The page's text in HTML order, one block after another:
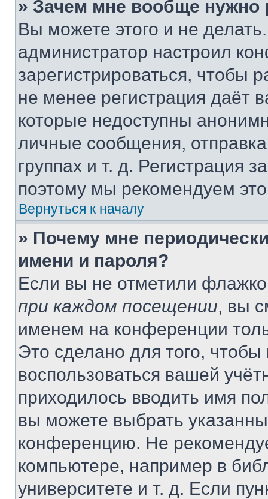
» Зачем мне вообще нужно
Вы можете этого и не
администратор настроил
зарегистрироваться, чтобы
не менее регистрация даёт
которые недоступны
личные сообщения,
группах и т. д. Регистрация
поэтому мы рекомендуем
Вернуться к началу
» Почему мне
имени и пароля?
Если вы не отметили
при каждом посещении, вы
именем на конференции
Это сделано для того, чтобы
воспользоваться вашей
приходилось вводить имя
вы можете выбрать
конференцию. Не
компьютере, например в
университете и т. д. Если